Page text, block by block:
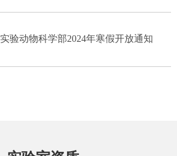
实验动物科学部2024年寒假开放通知